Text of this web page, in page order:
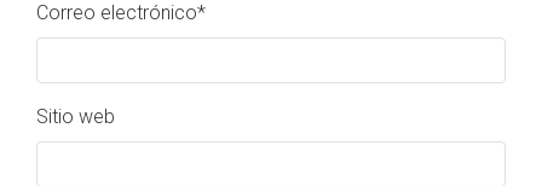
Correo electrónico*
Sitio web